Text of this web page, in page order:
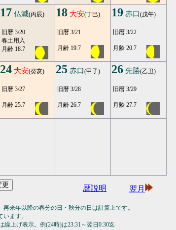
17 仏滅(丙辰)
旧暦 3/20
春土用入
月齢 18.7
18 大安(丁巳)
旧暦 3/21
月齢 19.7
19 赤口(戊午)
旧暦 3/22
月齢 20.7
24 大安(癸亥)
旧暦 3/27
月齢 25.7
25 赤口(甲子)
旧暦 3/28
月齢 26.7
26 先勝(乙丑)
旧暦 3/29
月齢 27.7
暦説明 翌月
来年以降の春分の日・秋分の日は計算上です。
ます。
上げ表示。例(24時)は23:31～翌日0:30迄